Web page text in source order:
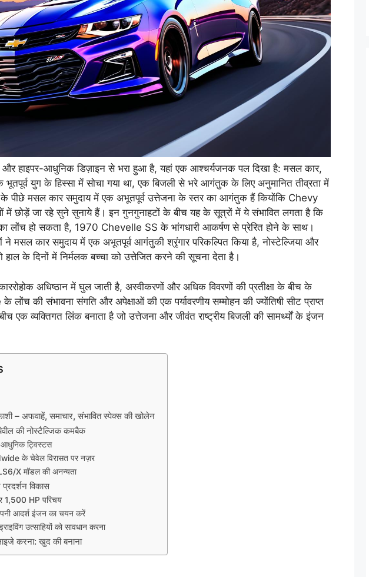
और हाइपर-आधुनिक डिज़ाइन से भरा हुआ है, यहां एक आश्चर्यजनक पल दिखा है: मसल कार,
युग के हिस्सा में सोचा गया था, एक बिजली से भरे आगंतुक के लिए अनुमानित तीव्रता में
पीछे मसल कार समुदाय में एक अभूतपूर्व उत्तेजना के स्तर का आगंतुक हैं कियोंकि Chevy
छोड़ें जा रहे सुने सुनाये हैं। इन गुनगुनाहटों के बीच यह के सूत्रों में ये संभावित लगता है कि
लोंच हो सकता है, 1970 Chevelle SS के भांगधारी आकर्षण से प्रेरित होने के साथ।
मसल कार समुदाय में एक अभूतपूर्व आगंतुकी श्रृंगार परिकल्पित किया है, नोस्टेल्जिया और
के दिनों में निर्मलक बच्चा को उत्तेजित करने की सूचना देता है।
अधिष्ठान में घुल जाती है, अस्वीकरणों और अधिक विवरणों की प्रतीक्षा के बीच के
की संभावना संगति और अपेक्षाओं की एक पर्यावरणीय सम्मोहन की ज्योंतिषी सीट प्राप्त
एक व्यक्तिगत लिंक बनाता है जो उत्तेजना और जीवंत राष्ट्रीय बिजली की सामर्थ्यों के इंजन
– अफवाहें, समाचार, संभावित स्पेक्स की खोलेन
की नोस्टैल्जिक कमबैक
आधुनिक ट्विस्टस
के चेवेल विरासत पर नज़र
X मॉडल की अनन्यता
विकास
1,500 HP परिचय
आदर्श इंजन का चयन करें
उत्साहियों को सावधान करना
करना: खुद की बनाना